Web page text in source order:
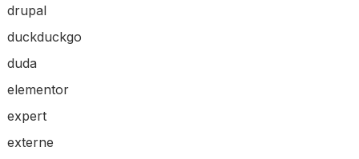
drupal
duckduckgo
duda
elementor
expert
externe